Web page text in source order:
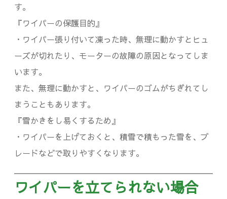
す。
『ワイパーの保護目的』
・ワイパー張り付いて凍った時、無理に動かすとヒュ
ーズが切れたり、モーターの故障の原因となってしま
います。
また、無理に動かすと、ワイパーのゴムがちぎれてし
まうこともあります。
『雪かきをし易くするため』
・ワイパーを上げておくと、積雪で積もった雪を、ブ
レードなどで取りやすくなります。
ワイパーを立てられない場合